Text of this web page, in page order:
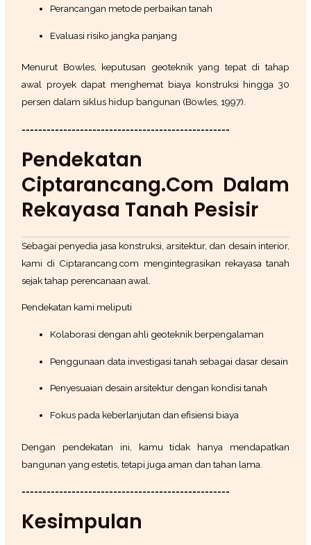
Perancangan metode perbaikan tanah
Evaluasi risiko jangka panjang
Menurut Bowles, keputusan geoteknik yang tepat di tahap
awal proyek dapat menghemat biaya konstruksi hingga 30
persen dalam siklus hidup bangunan (Bowles, 1997).
==================================================
Pendekatan
Ciptarancang.com Dalam
Rekayasa Tanah Pesisir
Sebagai penyedia jasa konstruksi, arsitektur, dan desain interior,
kami di Ciptarancang.com mengintegrasikan rekayasa tanah
sejak tahap perencanaan awal.
Pendekatan kami meliputi
Kolaborasi dengan ahli geoteknik berpengalaman
Penggunaan data investigasi tanah sebagai dasar desain
Penyesuaian desain arsitektur dengan kondisi tanah
Fokus pada keberlanjutan dan efisiensi biaya
Dengan pendekatan ini, kamu tidak hanya mendapatkan
bangunan yang estetis, tetapi juga aman dan tahan lama.
==================================================
Kesimpulan